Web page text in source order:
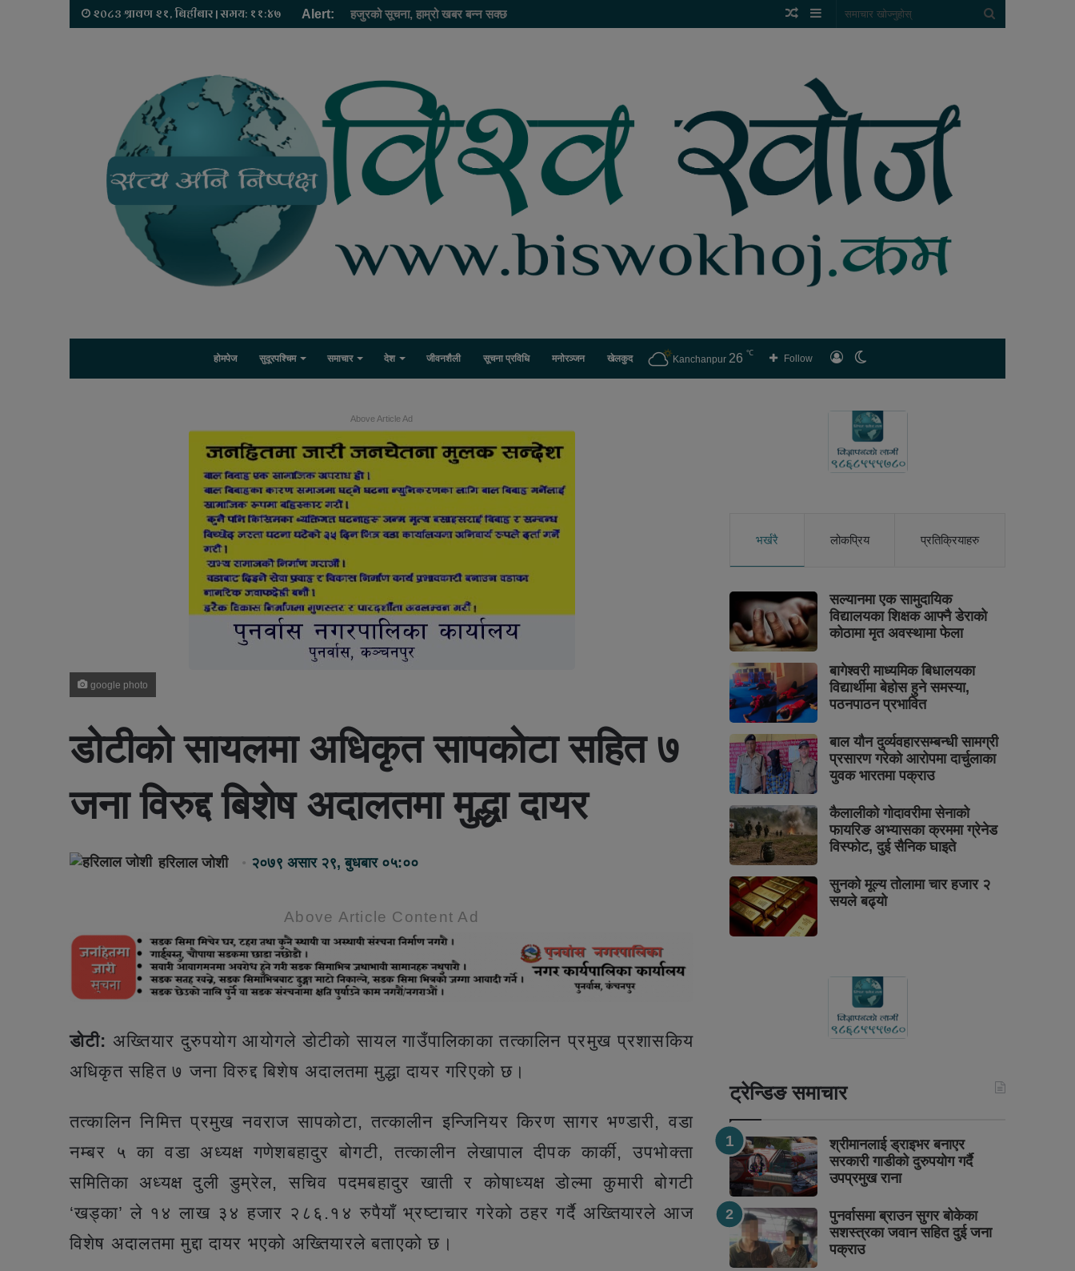
२०८३ श्रावण २१, बिहीबार | समय: ११:४७ Alert: हजुरको सूचना, हाम्रो खबर बन्न सक्छ Sidebar
Random
होमपेज सुदूरपश्चिम समाचार देश जीवनशैली सूचना प्रविधि मनोरञ्जन खेलकुद लगइन
Follow
Kanchanpur 26 ℃
Above Article Ad
google photo
डोटीको सायलमा अधिकृत सापकाेटा सहित ७
जना विरुद्द बिशेष अदालतमा मुद्धा दायर
हरिलाल जोशी २०७९ असार २९, बुधबार ०५:००
Above Article Content Ad
डोटी: अख्तियार दुरुपयोग आयोगले डोटीको सायल गाउँपालिकाका तत्कालिन प्रमुख प्रशासकिय
अधिकृत सहित ७ जना विरुद्द बिशेष अदालतमा मुद्धा दायर गरिएको छ।
तत्कालिन निमित्त प्रमुख नवराज सापकोटा, तत्कालीन इन्जिनियर किरण सागर भण्डारी, वडा
नम्बर ५ का वडा अध्यक्ष गणेशबहादुर बोगटी, तत्कालीन लेखापाल दीपक कार्की, उपभोक्ता
समितिका अध्यक्ष दुली डुम्रेल, सचिव पदमबहादुर खाती र कोषाध्यक्ष डोल्मा कुमारी बोगटी
‘खड्का’ ले १४ लाख ३४ हजार २८६.१४ रुपैयाँ भ्रष्टाचार गरेको ठहर गर्दै अख्तियारले आज
विशेष अदालतमा मुद्दा दायर भएको अख्तियारले बताएको छ।
भर्खरै लोकप्रिय प्रतिक्रियाहरु
सल्यानमा एक सामुदायिक
विद्यालयका शिक्षक आफ्नै डेराको
कोठामा मृत अवस्थामा फेला
बागेश्वरी माध्यमिक बिधालयका
विद्यार्थीमा बेहोस हुने समस्या,
पठनपाठन प्रभावित
बाल यौन दुर्व्यवहारसम्बन्धी सामग्री
प्रसारण गरेको आरोपमा दार्चुलाका
युवक भारतमा पक्राउ
कैलालीको गोदावरीमा सेनाको
फायरिङ अभ्यासका क्रममा ग्रेनेड
विस्फोट, दुई सैनिक घाइते
सुनको मूल्य तोलामा चार हजार २
सयले बढ्यो
ट्रेन्डिङ समाचार
श्रीमानलाई ड्राइभर बनाएर
सरकारी गाडीको दुरुपयोग गर्दै
उपप्रमुख राना
पुनर्वासमा ब्राउन सुगर बोकेका
सशस्त्रका जवान सहित दुई जना
पक्राउ